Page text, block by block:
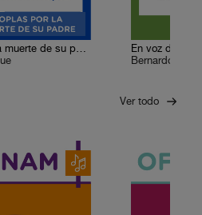
Coplas por la muerte de su padre
En voz de
Bernardo Ruiz
Ver todo